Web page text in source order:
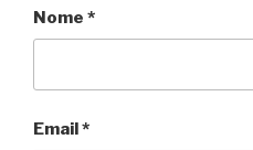
Nome *
Email*